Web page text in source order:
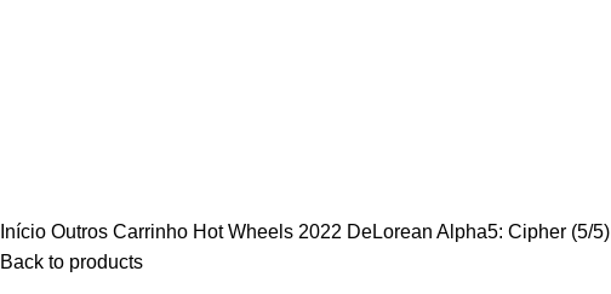
Início Outros Carrinho Hot Wheels 2022 DeLorean Alpha5: Cipher (5/5)
Back to products